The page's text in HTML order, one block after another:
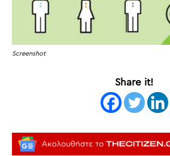
Screenshot
Share it!